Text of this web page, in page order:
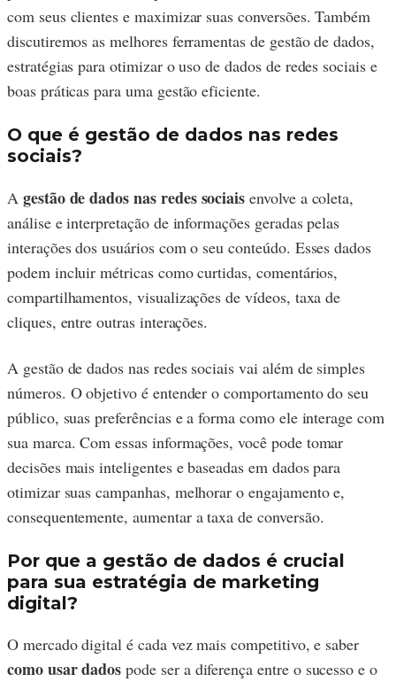
com seus clientes e maximizar suas conversões. Também
discutiremos as melhores ferramentas de gestão de dados,
estratégias para otimizar o uso de dados de redes sociais e
boas práticas para uma gestão eficiente.
O que é gestão de dados nas redes
sociais?
A gestão de dados nas redes sociais envolve a coleta,
análise e interpretação de informações geradas pelas
interações dos usuários com o seu conteúdo. Esses dados
podem incluir métricas como curtidas, comentários,
compartilhamentos, visualizações de vídeos, taxa de
cliques, entre outras interações.
A gestão de dados nas redes sociais vai além de simples
números. O objetivo é entender o comportamento do seu
público, suas preferências e a forma como ele interage com
sua marca. Com essas informações, você pode tomar
decisões mais inteligentes e baseadas em dados para
otimizar suas campanhas, melhorar o engajamento e,
consequentemente, aumentar a taxa de conversão.
Por que a gestão de dados é crucial
para sua estratégia de marketing
digital?
O mercado digital é cada vez mais competitivo, e saber
como usar dados pode ser a diferença entre o sucesso e o